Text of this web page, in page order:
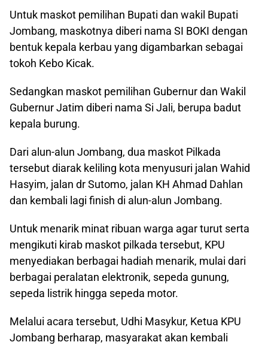
Untuk maskot pemilihan Bupati dan wakil Bupati
Jombang, maskotnya diberi nama SI BOKI dengan
bentuk kepala kerbau yang digambarkan sebagai
tokoh Kebo Kicak.
Sedangkan maskot pemilihan Gubernur dan Wakil
Gubernur Jatim diberi nama Si Jali, berupa badut
kepala burung.
Dari alun-alun Jombang, dua maskot Pilkada
tersebut diarak keliling kota menyusuri jalan Wahid
Hasyim, jalan dr Sutomo, jalan KH Ahmad Dahlan
dan kembali lagi finish di alun-alun Jombang.
Untuk menarik minat ribuan warga agar turut serta
mengikuti kirab maskot pilkada tersebut, KPU
menyediakan berbagai hadiah menarik, mulai dari
berbagai peralatan elektronik, sepeda gunung,
sepeda listrik hingga sepeda motor.
Melalui acara tersebut, Udhi Masykur, Ketua KPU
Jombang berharap, masyarakat akan kembali